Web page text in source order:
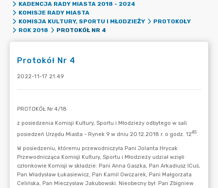
KADENCJA RADY MIASTA 2018 - 2024
KOMISJE RADY MIASTA
KOMISJA KULTURY, SPORTU I MŁODZIEŻY
PROTOKOŁY
ROK 2018
PROTOKÓŁ NR 4
Protokół Nr 4
2022-11-17 21:49